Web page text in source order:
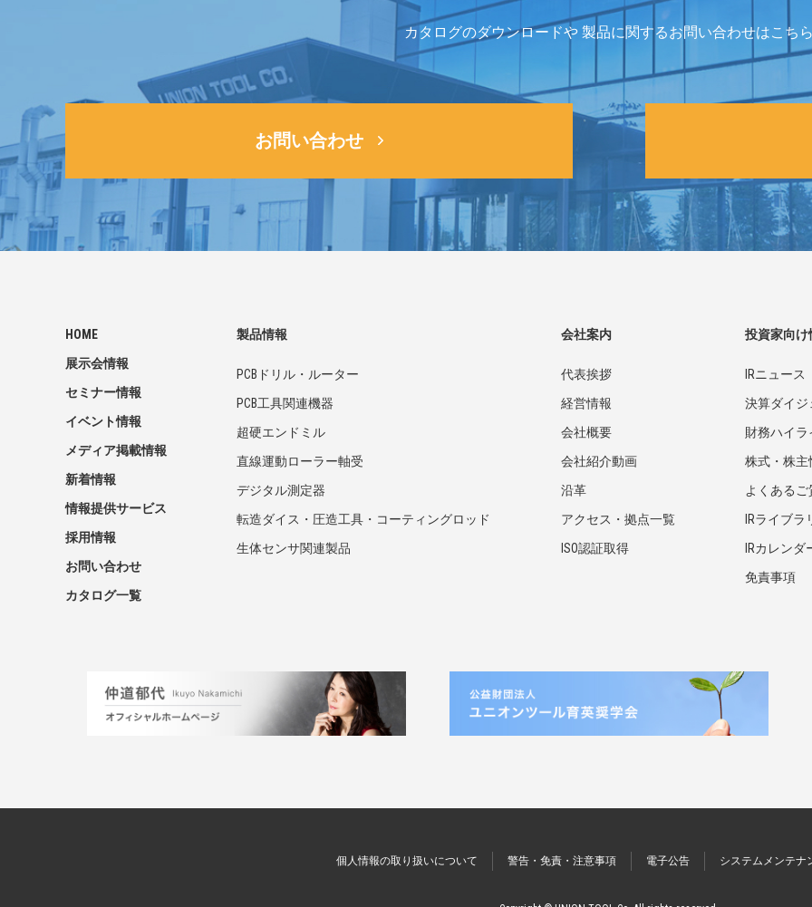
カタログのダウンロードや 製品に関するお問い合わせはこち
お問い合わせ
HOME
展示会情報
セミナー情報
イベント情報
メディア掲載情報
新着情報
情報提供サービス
採用情報
お問い合わせ
カタログ一覧
製品情報
PCBドリル・ルーター
PCB工具関連機器
超硬エンドミル
直線運動ローラー軸受
デジタル測定器
転造ダイス・圧造工具・コーティングロッド
生体センサ関連製品
会社案内
代表挨拶
経営情報
会社概要
会社紹介動画
沿革
アクセス・拠点一覧
ISO認証取得
投資家向け
IRニュース
決算ダイジ
財務ハイラ
株式・株主
よくあるご
IRライブラ
IRカレンダ
免責事項
個人情報の取り扱いについて 警告・免責・注意事項 電子公告 システムメンテナ